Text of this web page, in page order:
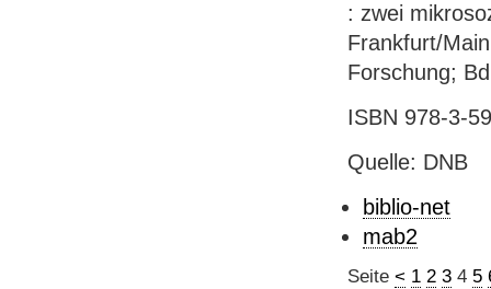
: zwei
Frankfurt/
Forschung;
ISBN 978-3-
Quelle: DNB
biblio-net
mab2
Seite < 1 2 3 4 5